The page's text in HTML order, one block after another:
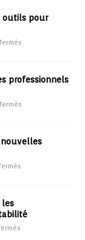
outils pour
professionnels
nouvelles
les